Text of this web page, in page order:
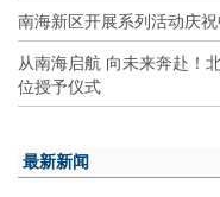
南海新区开展系列活动庆
从南海启航 向未来奔赴！
位授予仪式
最新新闻